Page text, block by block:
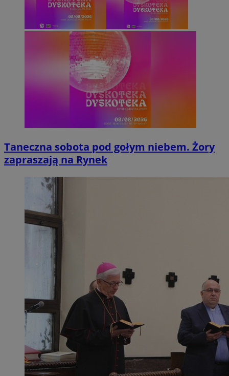
Taneczna sobota pod gołym niebem. Żory
zapraszają na Rynek